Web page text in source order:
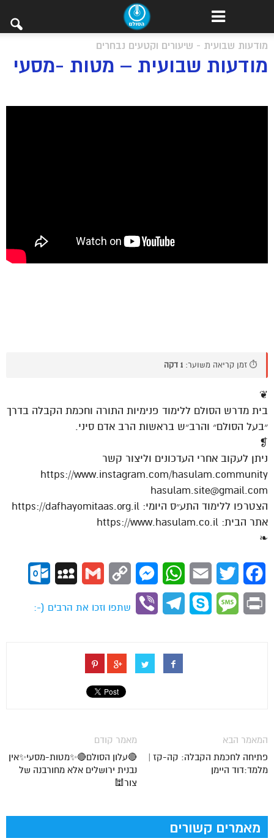
מודעות שבועית - שיעורים וקטעים נבחרים
מודעות שבועית – מטות -מסעי
⏱️ זמן קריאה משוער: 1 דקה
❦
בית מדרש הסולם ללימוד פנימיות התורה וחכמת הקבלה בדרך
״בעל הסולם״ והרב״ש בראשות הרב אדם סיני.
❡
ניתן לעקוב אחרי העדכונים וליצור קשר
https://www.instagram.com/hasulam.community
hasulam.site@gmail.com
הצטרפו ללימוד התע״ס היומי: https://dafhayomitaas.org.il
אתר הבית: https://www.hasulam.co.il
❧
Facebook
Twitter
Email
WhatsApp
Messenger
Copy
Gmail
MySpace
Print
Message
Skype
Telegram
Viber
שתפו וזכו את הרבים (-:
מאמר קודם
🔴עלון הסולם🔴✨מטות-מסעי✨אין
נבנית ירושלים אלא מחורבנה של
צור🕍
המאמר הבא
פתיחה לחכמת הקבלה: קה-קז |
מלמד:דוד היימן
מאמרים קשורים